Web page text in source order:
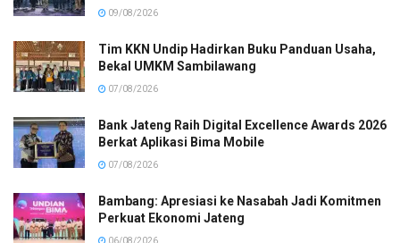
09/08/2026
Tim KKN Undip Hadirkan Buku Panduan Usaha,
Bekal UMKM Sambilawang
07/08/2026
Bank Jateng Raih Digital Excellence Awards 2026
Berkat Aplikasi Bima Mobile
07/08/2026
Bambang: Apresiasi ke Nasabah Jadi Komitmen
Perkuat Ekonomi Jateng
06/08/2026